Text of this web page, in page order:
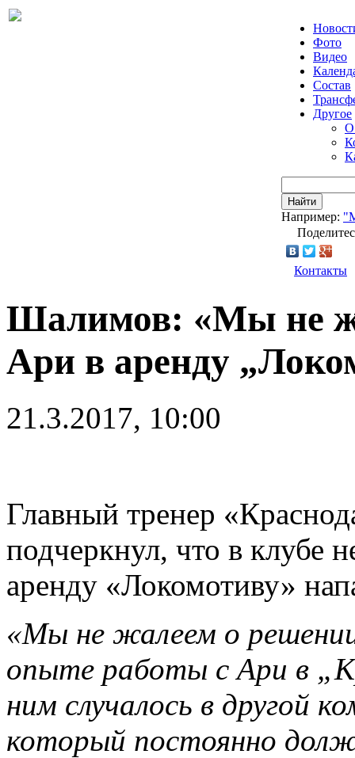
Фото
Видео
Состав
Другое
О
Найти
Например:
Контакты
Шалимов: «Мы не
Ари в аренду
21.3.2017, 10:00
Главный тренер
подчеркнул, что в клубе
аренду «Локомотиву»
«Мы не жалеем о
опыте работы с Ари в
ним случалось в другой
который постоянно